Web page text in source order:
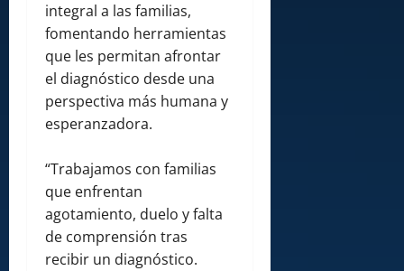
integral a las familias,
fomentando herramientas
que les permitan afrontar
el diagnóstico desde una
perspectiva más humana y
esperanzadora.
“Trabajamos con familias
que enfrentan
agotamiento, duelo y falta
de comprensión tras
recibir un diagnóstico.